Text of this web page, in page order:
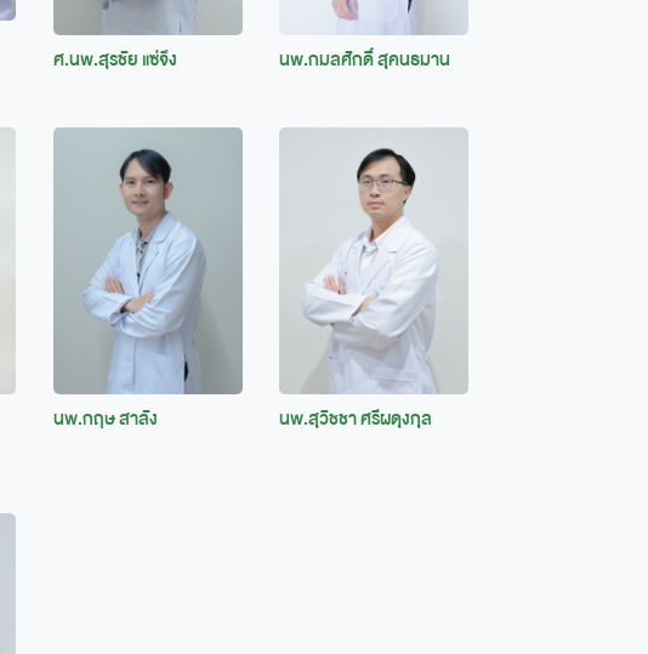
ศ.นพ.สุรชัย แซ่จึง นพ.กมลศักดิ์ สุคนธมาน
นพ.กฤษ สาลัง นพ.สุวิชชา ศรีผดุงกุล